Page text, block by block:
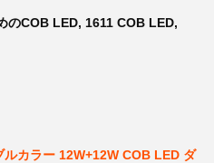
のCOB LED, 1611 COB LED,
カラー 12W+12W COB LED ダ